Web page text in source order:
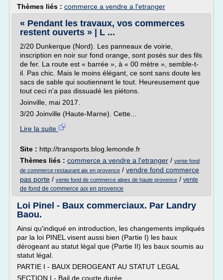
Thèmes liés : commerce a vendre a l'etranger
« Pendant les travaux, vos commerces
restent ouverts » | L ...
2/20 Dunkerque (Nord). Les panneaux de voirie,
inscription en noir sur fond orange, sont posés sur des fils
de fer. La route est « barrée », à « 00 mètre », semble-t-
il. Pas chic. Mais le moins élégant, ce sont sans doute les
sacs de sable qui soutiennent le tout. Heureusement que
tout ceci n'a pas dissuadé les piétons.
Joinville, mai 2017.
3/20 Joinville (Haute-Marne). Cette...
Lire la suite
Site : http://transports.blog.lemonde.fr
Thèmes liés : commerce a vendre a l'etranger / vente fond
de commerce restaurant aix en provence / vendre fond commerce
pas porte / vente fond de commerce alpes de haute provence / vente
de fond de commerce aix en provence
Loi Pinel - Baux commerciaux. Par Landry
Baou.
Ainsi qu'indiqué en introduction, les changements impliqués
par la loi PINEL visent aussi bien (Partie I) les baux
dérogeant au statut légal que (Partie II) les baux soumis au
statut légal.
PARTIE I - BAUX DEROGEANT AU STATUT LEGAL
SECTION I - Bail de courte durée